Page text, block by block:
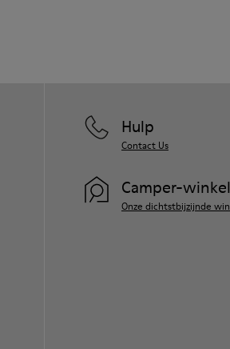
Hulp
Contact Us
Camper-
Onze dichtstbijzijnde